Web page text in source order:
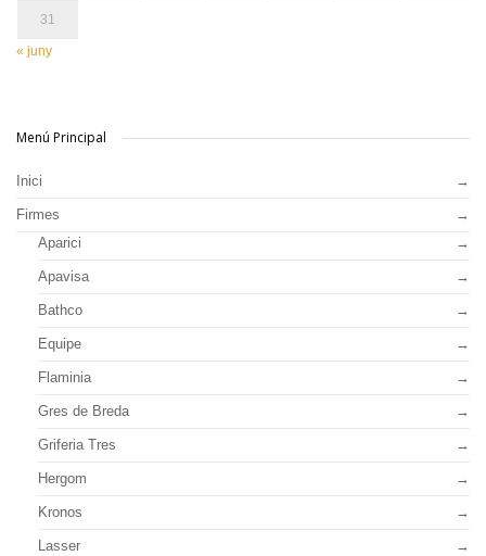
31
« juny
Menú Principal
Inici
Firmes
Aparici
Apavisa
Bathco
Equipe
Flaminia
Gres de Breda
Griferia Tres
Hergom
Kronos
Lasser